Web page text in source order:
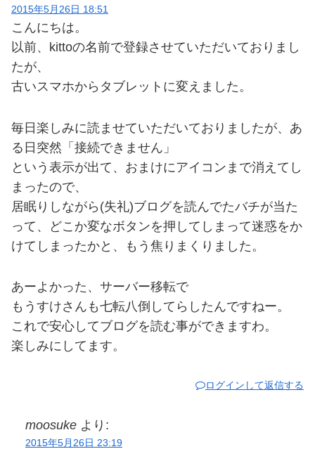
2015年5月26日 18:51
こんにちは。
以前、kittoの名前で登録させていただいておりまし
たが、
古いスマホからタブレットに変えました。
毎日楽しみに読ませていただいておりましたが、あ
る日突然「接続できません」
という表示が出て、おまけにアイコンまで消えてし
まったので、
居眠りしながら(失礼)ブログを読んでたバチが当た
って、どこか変なボタンを押してしまって迷惑をか
けてしまったかと、もう焦りまくりました。
あーよかった、サーバー移転で
もうすけさんも七転八倒してらしたんですねー。
これで安心してブログを読む事ができますわ。
楽しみにしてます。
ログインして返信する
moosuke より:
2015年5月26日 23:19